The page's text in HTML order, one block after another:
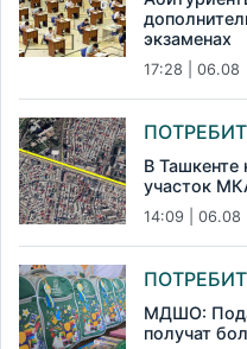
экзаменах
17:28 | 06.08
В Ташкенте
участок
14:09 | 06.08
МДШО:
получат